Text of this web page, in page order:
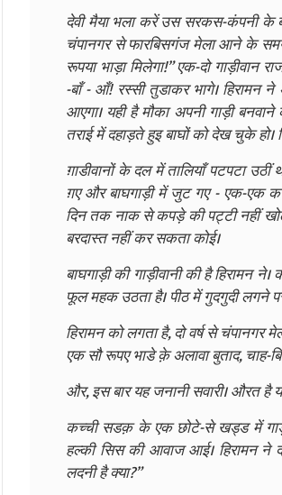
देवी मैया भला करें उस सरकस-कंपनी के
चंपानगर से फारबिसगंज मेला आने के
रूपया भाड़ा मिलेगा!” एक-दो
-बाँ - आँ! रस्सी तुडाकर भागे। हिरामन
आएगा। यही है मौका अपनी गाड़ी
तराई में दहाड़ते हुइ बाघों को देख चुके हो।
ग़ाडीवानों के दल में तालियाँ पटपटा
ग़ए और बाघगाड़ी में जुट गए - एक-एक
दिन तक नाक से कपड़े की पट्टी नहीं
बरदास्त नहीं कर सकता कोई।
बाघगाड़ी की गाड़ीवानी की है हिरामन
फूल महक उठता है। पीठ में गुदगुदी लगने
हिरामन को लगता है, दो वर्ष से
एक सौ रूपए भाडे क़े अलावा बुताद,
और, इस बार यह जनानी सवारी। औरत है
कच्ची सडक़ के एक छोटे-से खड्ड में गाड़ी
हल्की सिस की आवाज आई। हिरामन ने
लदनी है क्या?”